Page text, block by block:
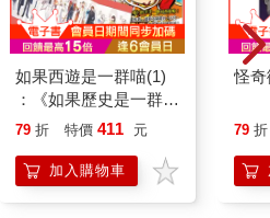
如果西遊是一群喵(1)
：《如果歷史是一群
喵》作者最新力作，附
79 折 特價 411 元
加入購物車
怪
79 折